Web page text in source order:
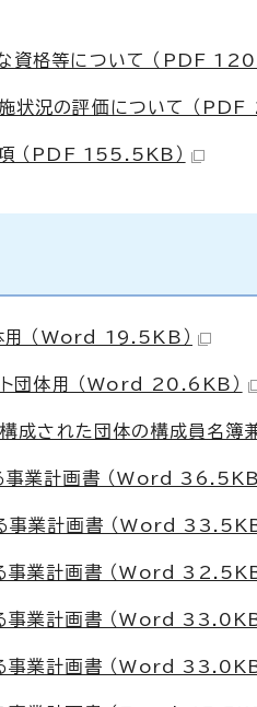
資格等について （PDF
状況の評価について （
（PDF 155.5KB）
用 （Word 19.5KB）
ト団体用 （Word 20.6KB）
構成された団体の構成員名
事業計画書 （Word 36.5KB
事業計画書 （Word 33.5KB
事業計画書 （Word 32.5KB
事業計画書 （Word 33.0KB
事業計画書 （Word 33.0KB